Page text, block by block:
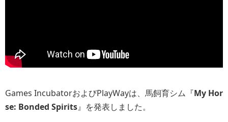
Games IncubatorおよびPlayWayは、馬飼育シム『My Hor
se: Bonded Spirits』を発表しました。